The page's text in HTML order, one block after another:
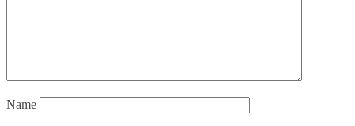
Name